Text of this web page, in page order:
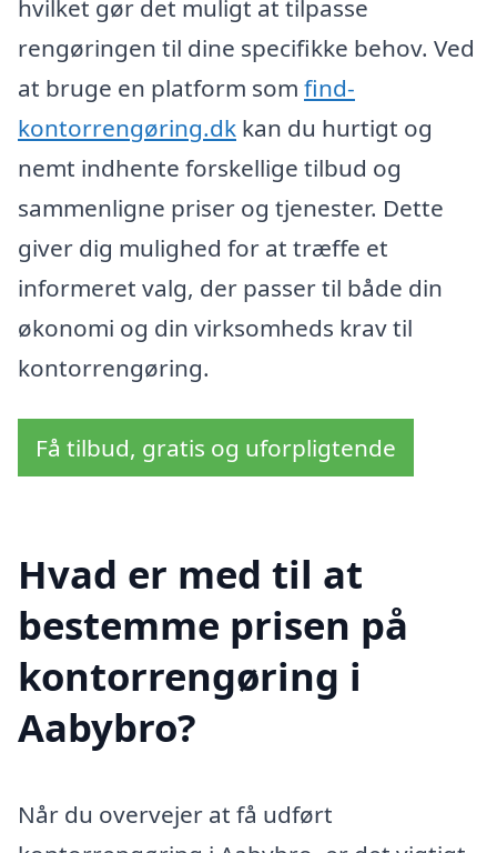
hvilket gør det muligt at tilpasse
rengøringen til dine specifikke behov. Ved
at bruge en platform som find-
kontorrengøring.dk kan du hurtigt og
nemt indhente forskellige tilbud og
sammenligne priser og tjenester. Dette
giver dig mulighed for at træffe et
informeret valg, der passer til både din
økonomi og din virksomheds krav til
kontorrengøring.
Få tilbud, gratis og uforpligtende
Hvad er med til at
bestemme prisen på
kontorrengøring i
Aabybro?
Når du overvejer at få udført